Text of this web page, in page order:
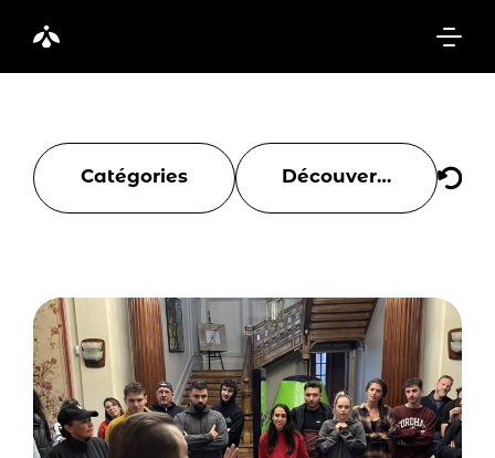
Catégories Découverte